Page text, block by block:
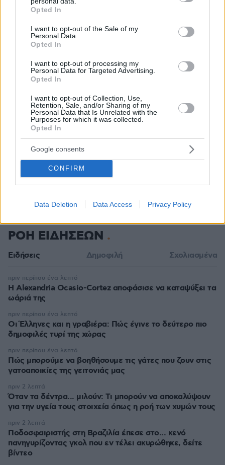
grant or deny consent to Google and its third-party tags to
use your data for below specified purposes in below Google
consent section.
Opted In
I want to opt-out of the Sale of my
Personal Data.
Opted In
I want to opt-out of processing my
Personal Data for Targeted Advertising.
Opted In
I want to opt-out of Collection, Use,
Retention, Sale, and/or Sharing of my
Personal Data that Is Unrelated with the
Purposes for which it was collected.
Opted In
Google consents
CONFIRM
Data Deletion Data Access Privacy Policy
Από μαθητής, φοιτητής σε άλλη πόλη!
H Kaizen Gaming στο Παγκόσμιο Kύπελλο: Μία
διοργάνωση, δώδεκα πόλεις, χιλιάδες κοινές στιγμές
05.08.2026, 08:38
Πώς μια απλή ιδέα εξελίχθηκε σε κορυφαίο θεσμό
04.08.2026, 11:20
ΡΟΗ ΕΙΔΗΣΕΩΝ
Ειδήσεις Δημοφιλή Σχολιασμένα
Η Alexandria Ocasio-Cortez αποφάσισε να καταψύξει τα
ωάριά της
πριν περίπου ένα λεπτό
Οι Έλληνες και η γραβιέρα: Πώς έγινε το δεύτερο πιο
δημοφιλές τυρί της χώρας
πριν περίπου ένα λεπτό
Πώς μπορούμε να βοηθήσουμε τις γάτες που ζουν στις
γατοαποικίες της γειτονιάς μας
πριν περίπου ένα λεπτό
Όταν τα δέντρα... μιλούν: Τι μπορούν να αποκαλύψουν
για την υγεία τους στοιχεία όπως η ροή των χυμών τους
πριν 2 λεπτά
Ποδοσφαιριστής στη Βραζιλία έπεσε στο... κενό
πανηγυρίζοντας γκολ που εν τέλει ακυρώθηκε, δείτε
βίντεο
πριν 2 λεπτά